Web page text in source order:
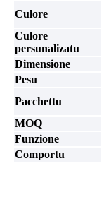
Culore
Culore
persunalizatu
Dimensione
Pesu
Pacchettu
MOQ
Funzione
Comportu